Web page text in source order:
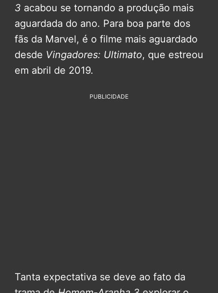
3 acabou se tornando a produção mais
aguardada do ano. Para boa parte dos
fãs da Marvel, é o filme mais aguardado
desde Vingadores: Ultimato, que estreou
em abril de 2019.
PUBLICIDADE
Tanta expectativa se deve ao fato da